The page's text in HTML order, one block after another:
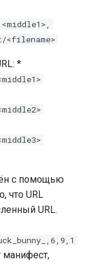
<filename>
*
с помощью
что URL
URL.
манифест,